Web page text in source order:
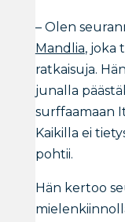
– Olen
Mandlia, joka
ratkaisuja.
junalla
surffaamaan
Kaikilla ei
pohtii.
Hän kertoo